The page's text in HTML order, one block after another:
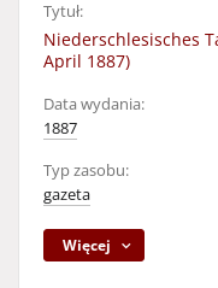
Tytuł:
Niederschlesisches
April 1887)
Data wydania:
1887
Typ zasobu:
gazeta
Więcej